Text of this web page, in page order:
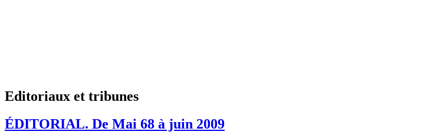
Editoriaux et tribunes
ÉDITORIAL. De Mai 68 à juin 2009